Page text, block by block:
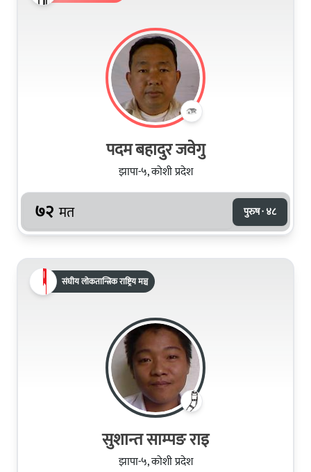
पदम बहादुर जवेगु
झापा-५, कोशी प्रदेश
७२ मत पुरुष · ४८
संघीय लोकतान्त्रिक राष्ट्रिय मञ्च
सुशान्त साम्पङ राइ
झापा-५, कोशी प्रदेश